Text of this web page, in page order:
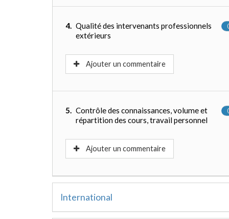
4. Qualité des intervenants professionnels
extérieurs
Ajouter un commentaire
5. Contrôle des connaissances, volume et
répartition des cours, travail personnel
Ajouter un commentaire
International